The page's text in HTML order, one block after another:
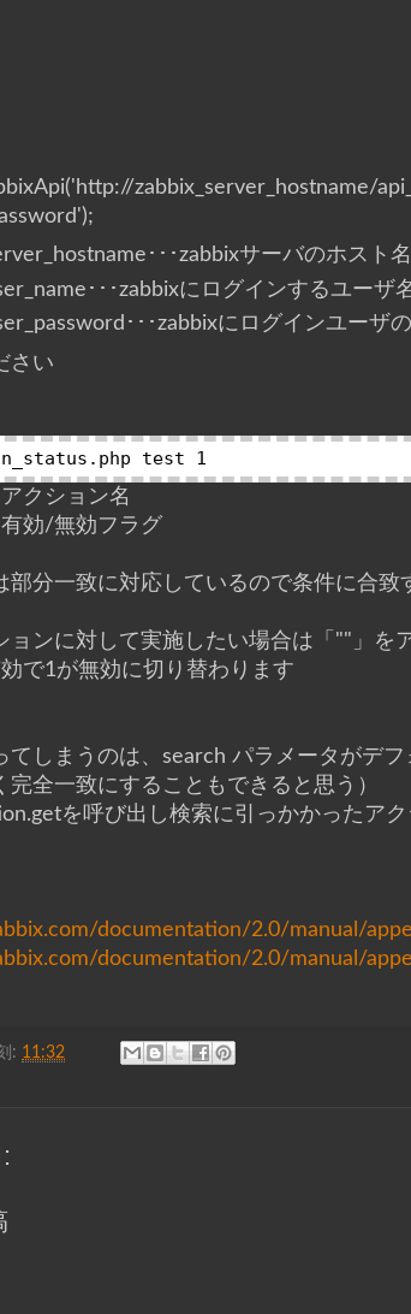
zabbix_server_hostname/
･･･zabbixサーバのホスト
･･･zabbixにログインするユーザ
･･･zabbixにログインユーザ
さい
クション名
効/無効フラグ
部分一致に対応しているので条件に合
ョンに対して実施したい場合は「""」を
で1が無効に切り替わります
てしまうのは、search パラメータがデ
完全一致にすることもできると思う）
を呼び出し検索に引っかかったア
documentation/2.0/manual/
documentation/2.0/manual/
: 11:32